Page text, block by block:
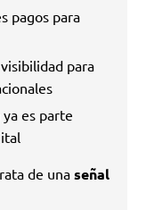
pagos para
para
es parte
de una señal